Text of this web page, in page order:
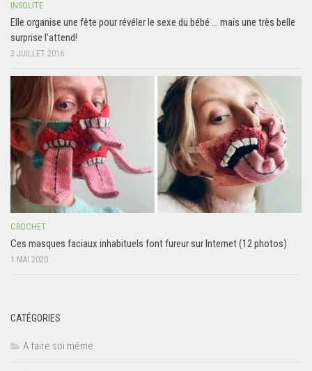
INSOLITE
Elle organise une fête pour révéler le sexe du bébé … mais une très belle
surprise l’attend!
3 JUILLET 2016
CROCHET
Ces masques faciaux inhabituels font fureur sur Internet (12 photos)
1 MAI 2020
CATÉGORIES
A faire soi même